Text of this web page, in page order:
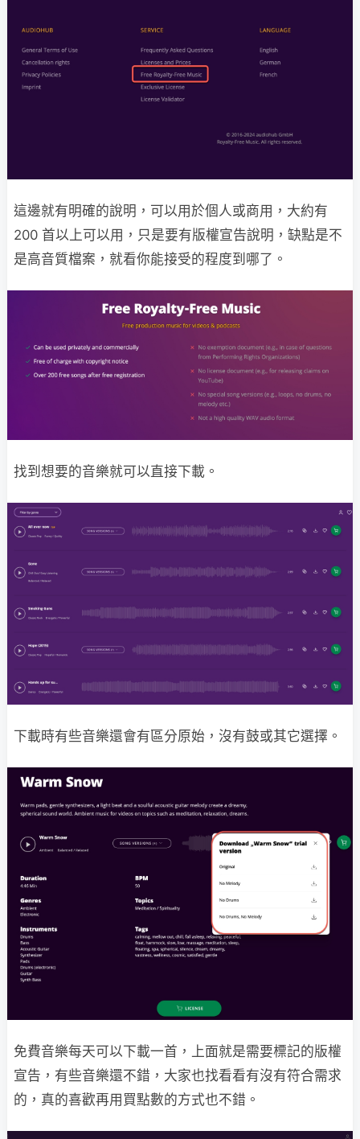
這邊就有明確的說明，可以用於個人或商用，大約有
200 首以上可以用，只是要有版權宣告說明，缺點是不
是高音質檔案，就看你能接受的程度到哪了。
找到想要的音樂就可以直接下載。
下載時有些音樂還會有區分原始，沒有鼓或其它選擇。
免費音樂每天可以下載一首，上面就是需要標記的版權
宣告，有些音樂還不錯，大家也找看看有沒有符合需求
的，真的喜歡再用買點數的方式也不錯。